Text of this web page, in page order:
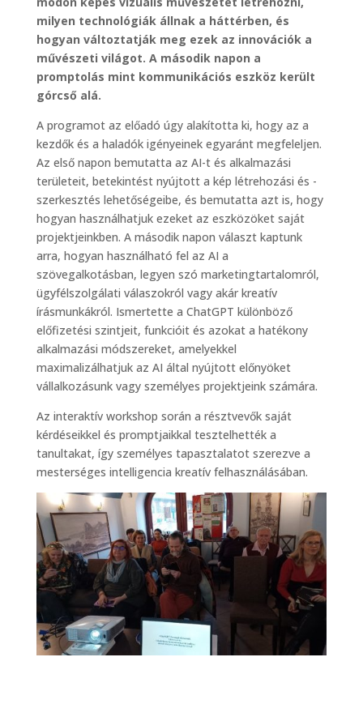
milyen technológiák állnak a háttérben, és
hogyan változtatják meg ezek az innovációk a
művészeti világot. A második napon a
promptolás mint kommunikációs eszköz került
górcső alá.
A programot az előadó úgy alakította ki, hogy az a
kezdők és a haladók igényeinek egyaránt megfeleljen.
Az első napon bemutatta az AI-t és alkalmazási
területeit, betekintést nyújtott a kép létrehozási és -
szerkesztés lehetőségeibe, és bemutatta azt is, hogy
hogyan használhatjuk ezeket az eszközöket saját
projektjeinkben. A második napon választ kaptunk
arra, hogyan használható fel az AI a
szövegalkotásban, legyen szó marketingtartalomról,
ügyfélszolgálati válaszokról vagy akár kreatív
írásmunkákról. Ismertette a ChatGPT különböző
előfizetési szintjeit, funkcióit és azokat a hatékony
alkalmazási módszereket, amelyekkel
maximalizálhatjuk az AI által nyújtott előnyöket
vállalkozásunk vagy személyes projektjeink számára.
Az interaktív workshop során a résztvevők saját
kérdéseikkel és promptjaikkal tesztelhették a
tanultakat, így személyes tapasztalatot szerezve a
mesterséges intelligencia kreatív felhasználásában.